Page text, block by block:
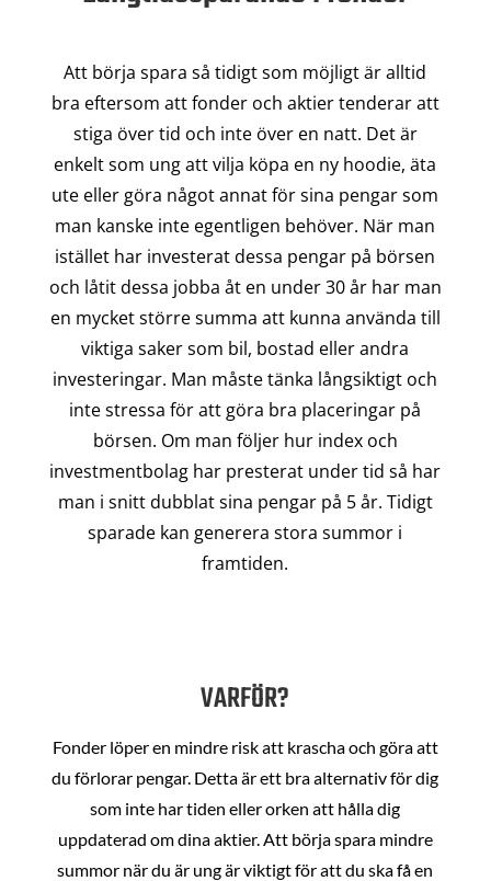
Att börja spara så tidigt som möjligt är alltid
bra eftersom att fonder och aktier tenderar att
stiga över tid och inte över en natt. Det är
enkelt som ung att vilja köpa en ny hoodie, äta
ute eller göra något annat för sina pengar som
man kanske inte egentligen behöver. När man
istället har investerat dessa pengar på börsen
och låtit dessa jobba åt en under 30 år har man
en mycket större summa att kunna använda till
viktiga saker som bil, bostad eller andra
investeringar. Man måste tänka långsiktigt och
inte stressa för att göra bra placeringar på
börsen. Om man följer hur index och
investmentbolag har presterat under tid så har
man i snitt dubblat sina pengar på 5 år. Tidigt
sparade kan generera stora summor i
framtiden.
VARFÖR?
Fonder löper en mindre risk att krascha och göra att
du förlorar pengar. Detta är ett bra alternativ för dig
som inte har tiden eller orken att hålla dig
uppdaterad om dina aktier. Att börja spara mindre
summor när du är ung är viktigt för att du ska få en